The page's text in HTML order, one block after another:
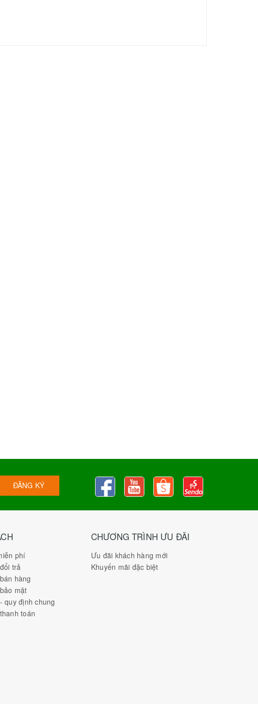
ĐĂNG KÝ
phí
trả
hàng
mật
quy định chung
toán
CHƯƠNG TRÌNH ƯU ĐÃI
Ưu đãi khách hàng mới
Khuyến mãi đặc biệt